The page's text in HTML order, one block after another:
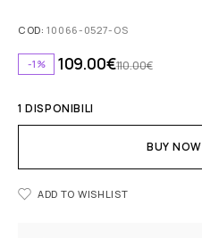
COD:10066-0527-OS
-1% 110.00€
109.00€
1 DISPONIBILI
BUY NOW
ADD TO WISHLIST